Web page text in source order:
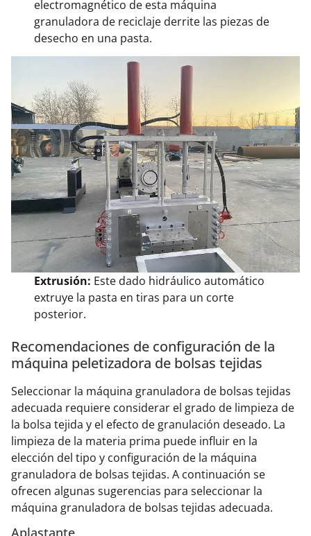
electromagnético de esta máquina
granuladora de reciclaje derrite las piezas de
desecho en una pasta.
Extrusión: Este dado hidráulico automático
extruye la pasta en tiras para un corte
posterior.
Recomendaciones de configuración de la
máquina peletizadora de bolsas tejidas
Seleccionar la máquina granuladora de bolsas tejidas
adecuada requiere considerar el grado de limpieza de
la bolsa tejida y el efecto de granulación deseado. La
limpieza de la materia prima puede influir en la
elección del tipo y configuración de la máquina
granuladora de bolsas tejidas. A continuación se
ofrecen algunas sugerencias para seleccionar la
máquina granuladora de bolsas tejidas adecuada.